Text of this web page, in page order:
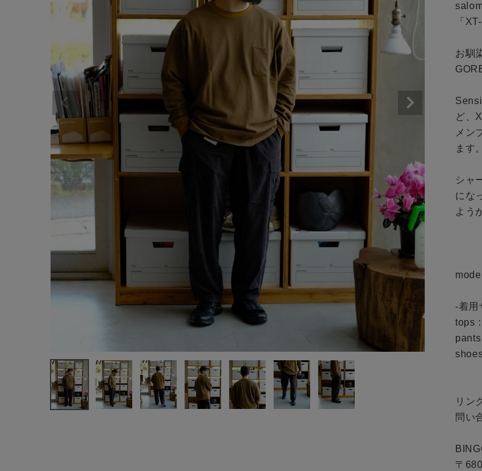
ゲスト
お気に入りアイテム
条件絞り込み検索
カテゴリから探す
スタイリングから探す
WEB限定アイテムを探
履き比べ可能商品から
お知らせ・ご利用
お知らせ
ご利用ガイド
ギフトラッピング
お問い合わせ
サイズ
ブランド
通常
セー
在庫
この条件で絞り込む
「
お馴
ど、
メン
ます。
シャ
にな
よう
-着用
tops :
pants
リン
問い
〒